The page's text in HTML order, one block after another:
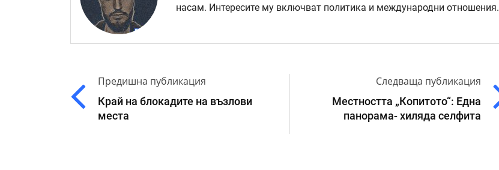
насам. Интересите му включват политика и международни отношения.
Предишна публикация
Край на блокадите на възлови
места
Следваща публикация
Местността „Копитото“: Една
панорама- хиляда селфита